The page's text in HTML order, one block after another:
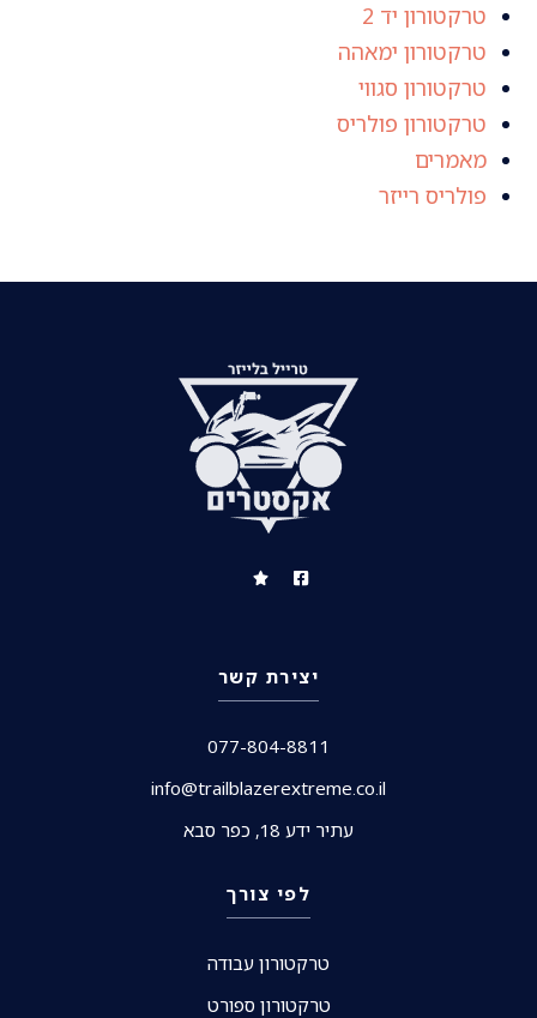
טרקטורון יד 2
טרקטורון ימאהה
טרקטורון סגווי
טרקטורון פולריס
מאמרים
פולריס רייזר
יצירת קשר
077-804-8811
info@trailblazerextreme.co.il
עתיר ידע 18, כפר סבא
לפי צורך
טרקטורון עבודה
טרקטורון ספורט